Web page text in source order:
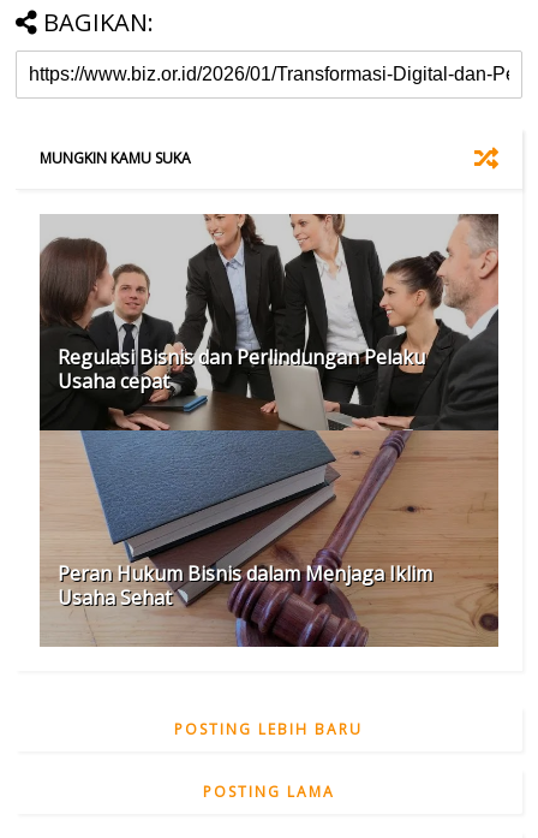
BAGIKAN:
MUNGKIN KAMU SUKA
Regulasi Bisnis dan Perlindungan Pelaku
Usaha cepat
Peran Hukum Bisnis dalam Menjaga Iklim
Usaha Sehat
POSTING LEBIH BARU
POSTING LAMA